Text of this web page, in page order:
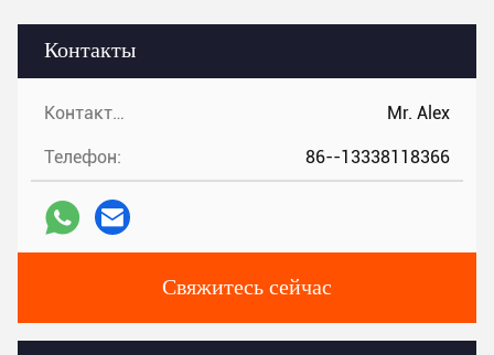
Контакты
Контакты: Mr. Alex
Телефон: 86--13338118366
Свяжитесь сейчас